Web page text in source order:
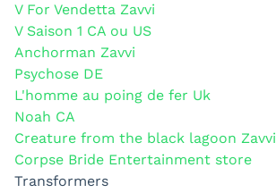
V For Vendetta Zavvi
V Saison 1 CA ou US
Anchorman Zavvi
Psychose DE
L'homme au poing de fer Uk
Noah CA
Creature from the black lagoon Zavvi
Corpse Bride Entertainment store
Transformers